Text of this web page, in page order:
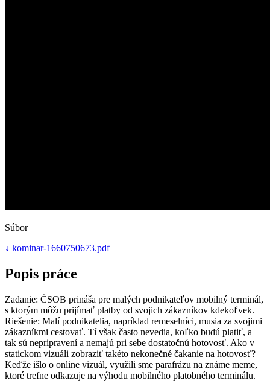
Súbor
↓ kominar-1660750673.pdf
Popis práce
Zadanie: ČSOB prináša pre malých podnikateľov mobilný terminál,
s ktorým môžu prijímať platby od svojich zákazníkov kdekoľvek.
Riešenie: Malí podnikatelia, napríklad remeselníci, musia za svojimi
zákazníkmi cestovať. Tí však často nevedia, koľko budú platiť, a
tak sú nepripravení a nemajú pri sebe dostatočnú hotovosť. Ako v
statickom vizuáli zobraziť takéto nekonečné čakanie na hotovosť?
Keďže išlo o online vizuál, využili sme parafrázu na známe meme,
ktoré trefne odkazuje na výhodu mobilného platobného terminálu.